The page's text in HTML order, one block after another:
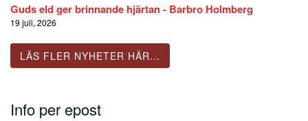
Guds eld ger brinnande hjärtan - Barbro Holmberg
19 juli, 2026
LÄS FLER NYHETER HÄR...
Info per epost